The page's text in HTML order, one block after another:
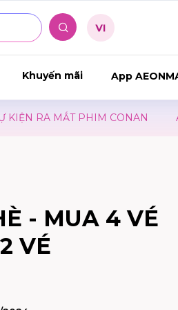
Khuyến mãi App
RA MẮT PHIM CONAN
- MUA 4 VÉ
VÉ